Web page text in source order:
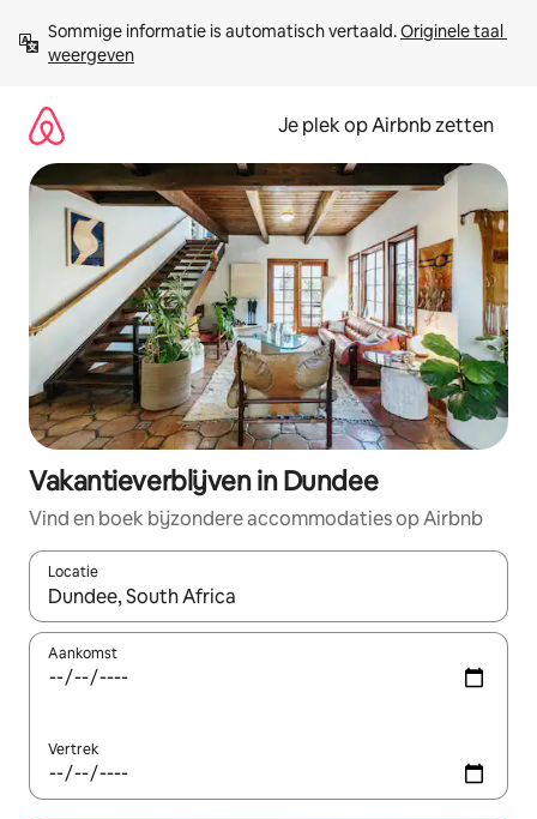
direct
naar
Sommige informatie is automatisch vertaald. Originele taal
weergeven
Je plek op Airbnb zetten
Vakantieverblijven in Dundee
Vind en boek bijzondere accommodaties op Airbnb
Locatie
Wanneer er resultaten beschikbaar zijn, maak je een keuze
Aankomst
Vertrek